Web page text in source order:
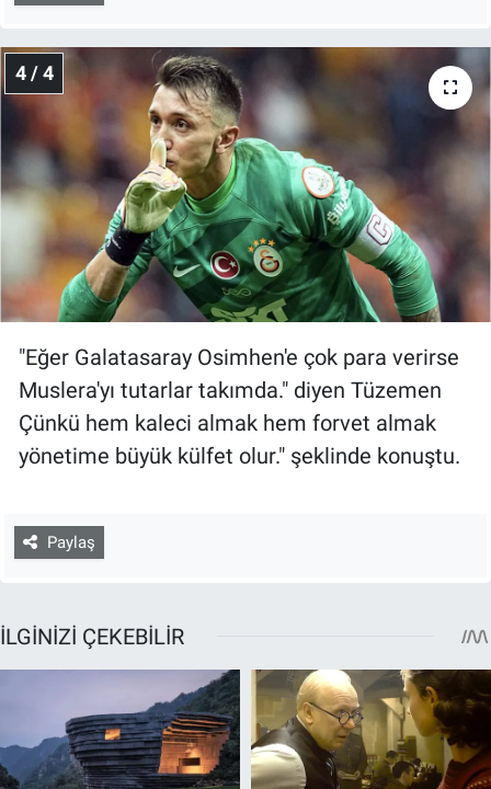
4 / 4
"Eğer Galatasaray Osimhen'e çok para verirse
Muslera'yı tutarlar takımda." diyen Tüzemen
Çünkü hem kaleci almak hem forvet almak
yönetime büyük külfet olur." şeklinde konuştu.
Paylaş